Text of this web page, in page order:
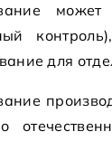
для